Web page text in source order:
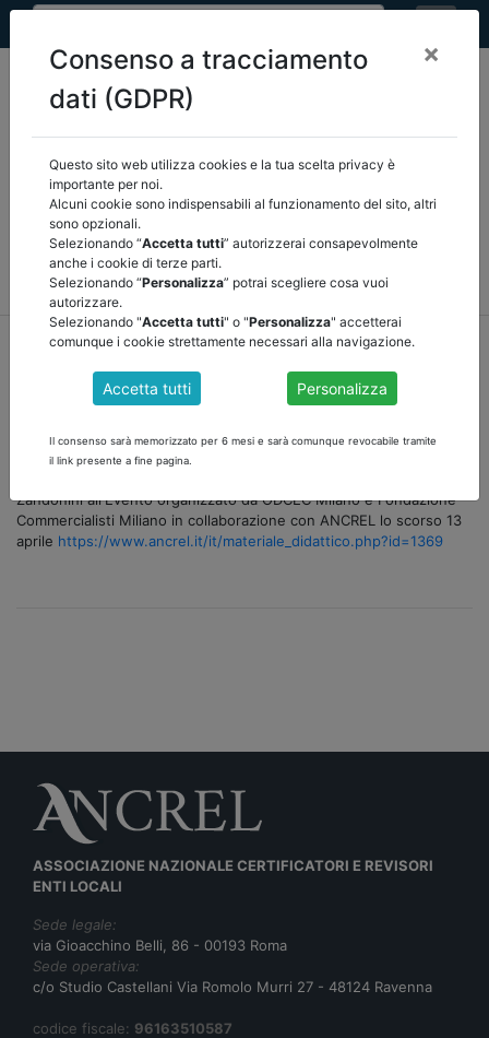
Seleziona una categoria:
COMUNICAZIONI
RASSEGNA STAMPA VEDI TUTTE
home notizie comunicazioni/torna indietro
Cristina Zandonini
Zandonini all'Evento organizzato da ODCEC Milano e Fondazione
Commercialisti Miliano in collaborazione con ANCREL lo scorso 13
aprile https://www.ancrel.it/it/materiale_didattico.php?id=1369
ASSOCIAZIONE NAZIONALE CERTIFICATORI E REVISORI
ENTI LOCALI
Sede legale:
via Gioacchino Belli, 86 - 00193 Roma
Sede operativa:
c/o Studio Castellani Via Romolo Murri 27 - 48124 Ravenna
codice fiscale: 96163510587
Consenso a tracciamento
dati (GDPR)
×
Questo sito web utilizza cookies e la tua scelta privacy è
importante per noi.
Alcuni cookie sono indispensabili al funzionamento del sito, altri
sono opzionali.
Selezionando “Accetta tutti” autorizzerai consapevolmente
anche i cookie di terze parti.
Selezionando “Personalizza” potrai scegliere cosa vuoi
autorizzare.
Selezionando "Accetta tutti" o "Personalizza" accetterai
comunque i cookie strettamente necessari alla navigazione.
Accetta tutti Personalizza
Il consenso sarà memorizzato per 6 mesi e sarà comunque revocabile tramite
il link presente a fine pagina.